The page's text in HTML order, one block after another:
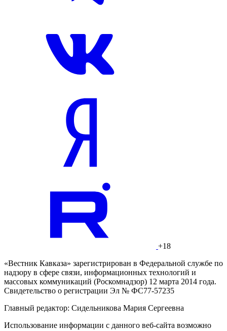
+18
«Вестник Кавказа» зарегистрирован в Федеральной службе по
надзору в сфере связи, информационных технологий и
массовых коммуникаций (Роскомнадзор) 12 марта 2014 года.
Свидетельство о регистрации Эл № ФС77-57235
Главный редактор: Сидельникова Мария Сергеевна
Использование информации с данного веб-сайта возможно